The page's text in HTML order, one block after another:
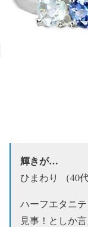
輝きが…
ひまわり （
ハーフエタニ
見事！としか